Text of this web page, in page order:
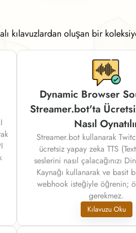
kılavuzlardan oluşan bir
Dynamic Browser
Streamer.bot'ta
Nasıl
Streamer.bot kullanarak
ücretsiz yapay zeka TTS
seslerini nasıl çalacağınızı
Kaynağı kullanarak ve basit
webhook isteğiyle öğrenin;
gerekmez.
Kılavuzu Oku